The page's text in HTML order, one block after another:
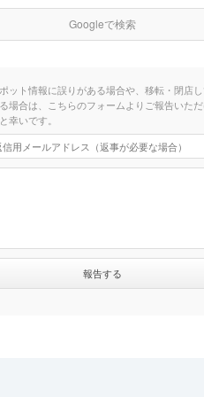
Googleで検索
ット情報に誤りがある場合や、移転・閉店
場合は、こちらのフォームよりご報告いた
幸いです。